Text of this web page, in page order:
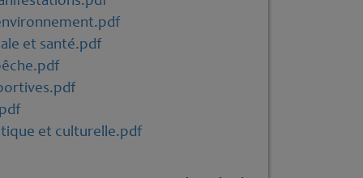
et santé.pdf
et culturelle.pdf